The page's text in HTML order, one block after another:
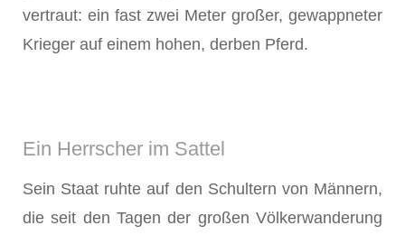
vertraut: ein fast zwei Meter großer, ge­wappneter
Krieger auf einem hohen, derben Pferd.
Ein Herrscher im Sattel
Sein Staat ruhte auf den Schultern von Männern,
die seit den Tagen der großen Völkerwanderung